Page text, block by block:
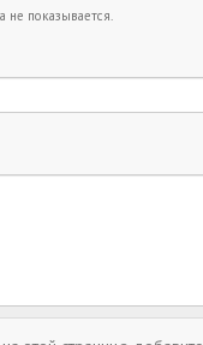
не показывается.